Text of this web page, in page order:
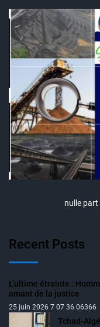
nulle part
Recent Posts
L’ultime étreinte :
amant de la justice
25 juin 2026 7 07 36 06366
Tchad-